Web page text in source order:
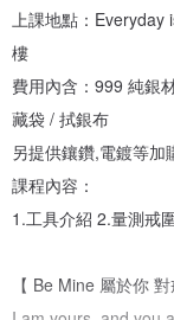
上課地點：Everyday
樓
費用內含：999 純銀
藏袋 / 拭銀布
另提供鑲鑽,電鍍等加
課程內容：
1.工具介紹 2.量測戒
【 Be Mine 屬於你 對